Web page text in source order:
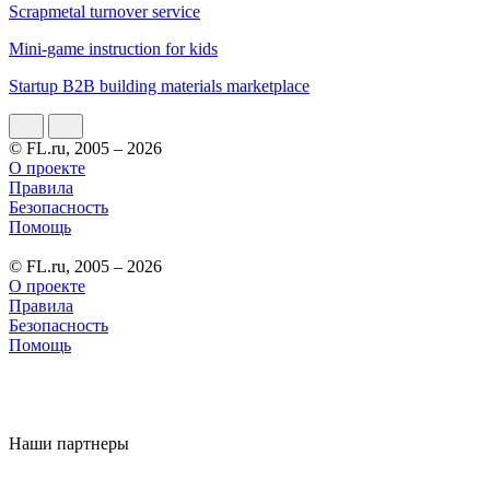
Scrapmetal turnover service
Mini-game instruction for kids
Startup B2B building materials marketplace
© FL.ru, 2005 – 2026
О проекте
Правила
Безопасность
Помощь
© FL.ru, 2005 – 2026
О проекте
Правила
Безопасность
Помощь
Наши партнеры